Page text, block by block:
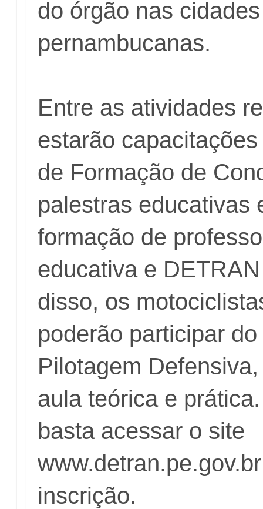
do órgão nas cidades
pernambucanas.
Entre as atividades
estarão
de Formação de
palestras educativas
formação de
educativa e
disso, os
poderão participar
Pilotagem
aula teórica e
basta acessar o site
www.detran.pe.gov.br
inscrição.